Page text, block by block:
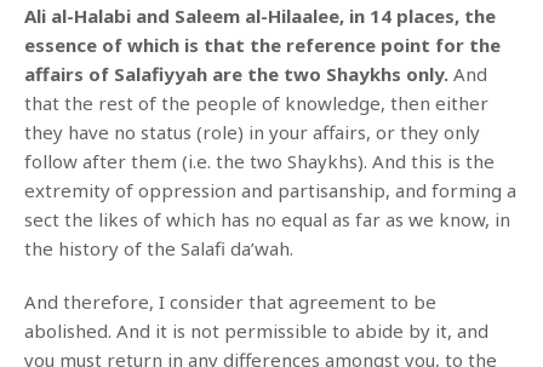
Ali al-Halabi and Saleem al-Hilaalee, in 14 places, the
essence of which is that the reference point for the
affairs of Salafiyyah are the two Shaykhs only. And
that the rest of the people of knowledge, then either
they have no status (role) in your affairs, or they only
follow after them (i.e. the two Shaykhs). And this is the
extremity of oppression and partisanship, and forming a
sect the likes of which has no equal as far as we know, in
the history of the Salafi da’wah.
And therefore, I consider that agreement to be
abolished. And it is not permissible to abide by it, and
you must return in any differences amongst you, to the